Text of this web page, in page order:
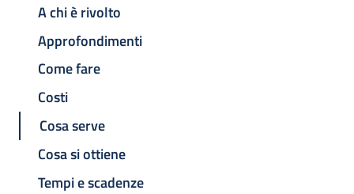
A chi è rivolto
Approfondimenti
Come fare
Costi
Cosa serve
Cosa si ottiene
Tempi e scadenze